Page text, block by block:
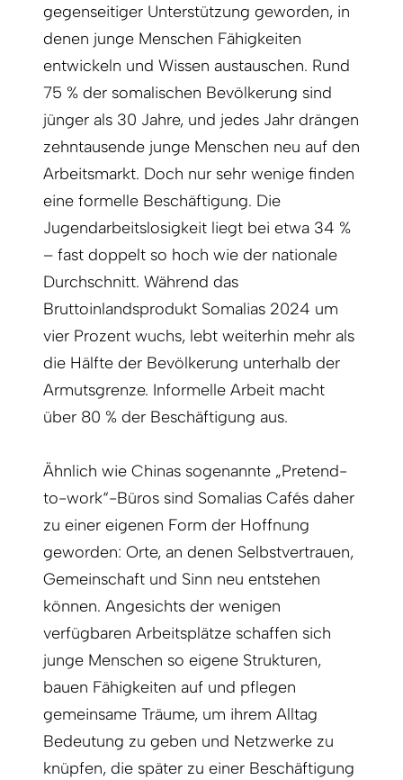
gegenseitiger Unterstützung geworden, in
denen junge Menschen Fähigkeiten
entwickeln und Wissen austauschen. Rund
75 % der somalischen Bevölkerung sind
jünger als 30 Jahre, und jedes Jahr drängen
zehntausende junge Menschen neu auf den
Arbeitsmarkt. Doch nur sehr wenige finden
eine formelle Beschäftigung. Die
Jugendarbeitslosigkeit liegt bei etwa 34 %
– fast doppelt so hoch wie der nationale
Durchschnitt. Während das
Bruttoinlandsprodukt Somalias 2024 um
vier Prozent wuchs, lebt weiterhin mehr als
die Hälfte der Bevölkerung unterhalb der
Armutsgrenze. Informelle Arbeit macht
über 80 % der Beschäftigung aus.
Ähnlich wie Chinas sogenannte „Pretend-
to-work“-Büros sind Somalias Cafés daher
zu einer eigenen Form der Hoffnung
geworden: Orte, an denen Selbstvertrauen,
Gemeinschaft und Sinn neu entstehen
können. Angesichts der wenigen
verfügbaren Arbeitsplätze schaffen sich
junge Menschen so eigene Strukturen,
bauen Fähigkeiten auf und pflegen
gemeinsame Träume, um ihrem Alltag
Bedeutung zu geben und Netzwerke zu
knüpfen, die später zu einer Beschäftigung